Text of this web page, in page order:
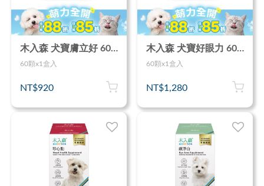
木入森 犬寶膚立好 60顆｜狗狗皮膚保健食品
60顆x1盒入
NT$920
木入森 犬寶好眼力 60顆｜狗狗葉黃素
60顆x1盒入
NT$1,280